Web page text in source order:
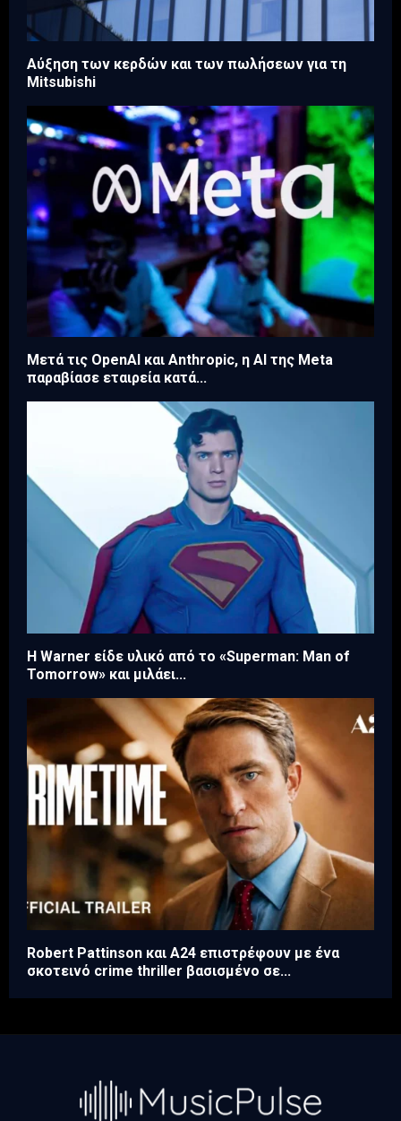
Aύξηση των κερδών και των πωλήσεων για τη
Mitsubishi
Μετά τις OpenAI και Anthropic, η AI της Meta
παραβίασε εταιρεία κατά...
Η Warner είδε υλικό από το «Superman: Man of
Tomorrow» και μιλάει...
Robert Pattinson και A24 επιστρέφουν με ένα
σκοτεινό crime thriller βασισμένο σε...